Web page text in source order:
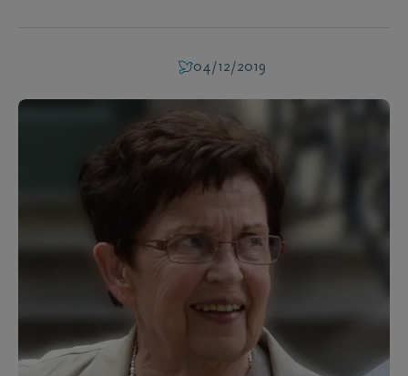
04/12/2019